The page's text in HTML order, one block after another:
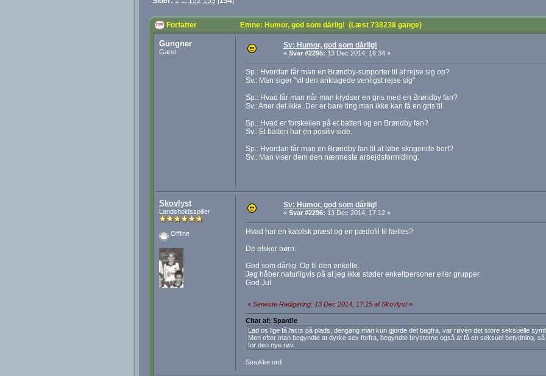
Forfatter Emne: Humor, god som dårlig! (Læst 738238 gange)
Gungner
Gæst
Sv: Humor, god som dårlig!
« Svar #2295: 13 Dec 2014, 16:34 »
Sp.: Hvordan får man en Brøndby-supporter til at rejse sig op?
Sv.: Man siger "vil den anklagede venligst rejse sig"
Sp.: Hvad får man når man krydser en gris med en Brøndby fan?
Sv.: Aner det ikke. Der er bare ting man ikke kan få en gris til.
Sp.: Hvad er forskellen på et batteri og en Brøndby fan?
Sv.: Et batteri har en positiv side.
Sp.: Hvordan får man en Brøndby fan til at løbe skrigende bort?
Sv.: Man viser dem den nærmeste arbejdsformidling.
Skovlyst
Landsholdsspiller
Offline
Sv: Humor, god som dårlig!
« Svar #2296: 13 Dec 2014, 17:12 »
Hvad har en katolsk præst og en pædofil til fælles?
De elsker børn.
God som dårlig. Op til den enkelte.
Jeg håber naturligvis på at jeg ikke støder enkeltpersoner eller grupper.
God Jul.
« Seneste Redigering: 13 Dec 2014, 17:15 af Skovlyst»
Citat af: Spardle
Lad os lige få facts på plads, dengang man kun gjorde det bagfra, var røven det store seksuelle
Men efter man begyndte at dyrke sex forfra, begyndte brysterne også at få en seksuel betydning,
for den nye røv.
Smukke ord